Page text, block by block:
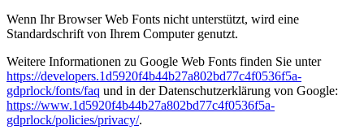
Wenn Ihr Browser Web Fonts nicht unterstützt, wird eine
Standardschrift von Ihrem Computer genutzt.
Weitere Informationen zu Google Web Fonts finden Sie unter
https://developers.1d5920f4b44b27a802bd77c4f0536f5a-
gdprlock/fonts/faq und in der Datenschutzerklärung von Google:
https://www.1d5920f4b44b27a802bd77c4f0536f5a-
gdprlock/policies/privacy/.